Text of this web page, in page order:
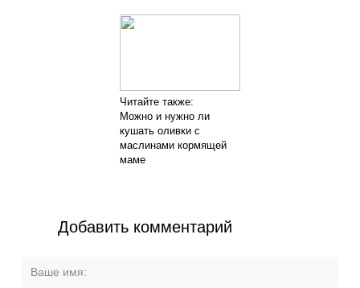
Читайте также:
Можно и нужно ли
кушать оливки с
маслинами кормящей
маме
Добавить комментарий